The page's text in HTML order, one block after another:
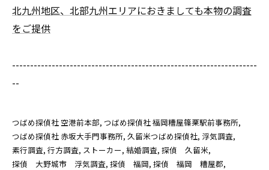
北九州地区、北部九州エリアにおきましても本物の調査
をご提供
--------------------------------------------------------------------
--
つばめ探偵社 空港前本部 つばめ探偵社 福岡糟屋篠栗駅前事務所
つばめ探偵社 赤坂大手門事務所 久留米つばめ探偵社 浮気調査
素行調査 行方調査 ストーカー 結婚調査 探偵 久留米
探偵 大野城市 浮気調査 探偵 福岡 探偵 福岡 糟屋郡